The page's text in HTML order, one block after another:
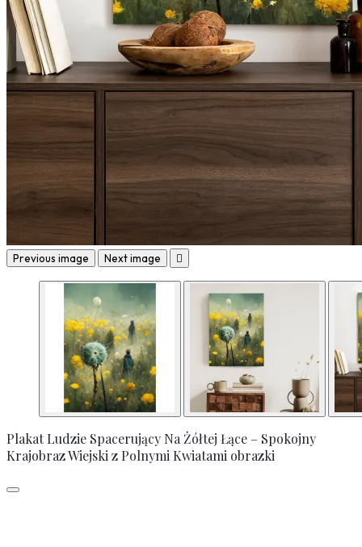
Previous image Next image 
Plakat Ludzie Spacerujący Na Żółtej Łące – Spokojny
Krajobraz Wiejski z Polnymi Kwiatami obrazki